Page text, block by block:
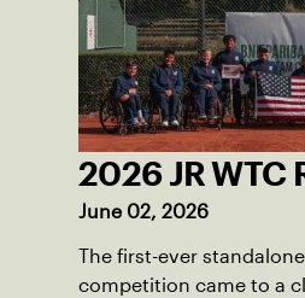
2026 JR WTC
June 02, 2026
The first-ever
competition came to a